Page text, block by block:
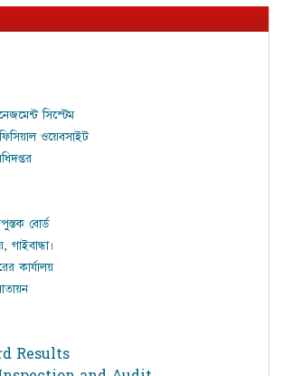
সিস্টেম
ওয়েবসাইট
বোর্ড
গাইবান্ধা।
কার্যালয়
Results